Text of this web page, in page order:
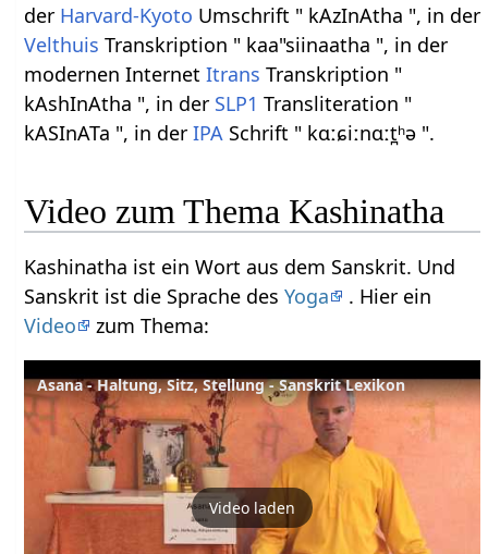
der Harvard-Kyoto Umschrift " kAzInAtha ", in der
Velthuis Transkription " kaa"siinaatha ", in der
modernen InternetItrans Transkription "
kAshInAtha ", in der SLP1 Transliteration "
kASInATa ", in derIPA Schrift " kɑːɕiːnɑːt̪ʰə ".
Video zum Thema Kashinatha
Kashinatha ist ein Wort aus dem Sanskrit. Und
Sanskrit ist die Sprache desYoga
. Hier ein
Video
zum Thema:
Asana - Haltung, Sitz, Stellung - Sanskrit Lexikon
Video laden